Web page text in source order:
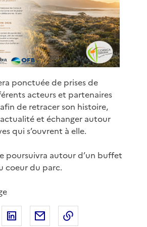
ponctuée de prises de
acteurs et partenaires
de retracer son histoire,
et échanger autour
qui s’ouvrent à elle.
poursuivra autour d’un buffet
coeur du parc.
Facebook
Partager sur XPartager sur LinkedIn
Partager par email